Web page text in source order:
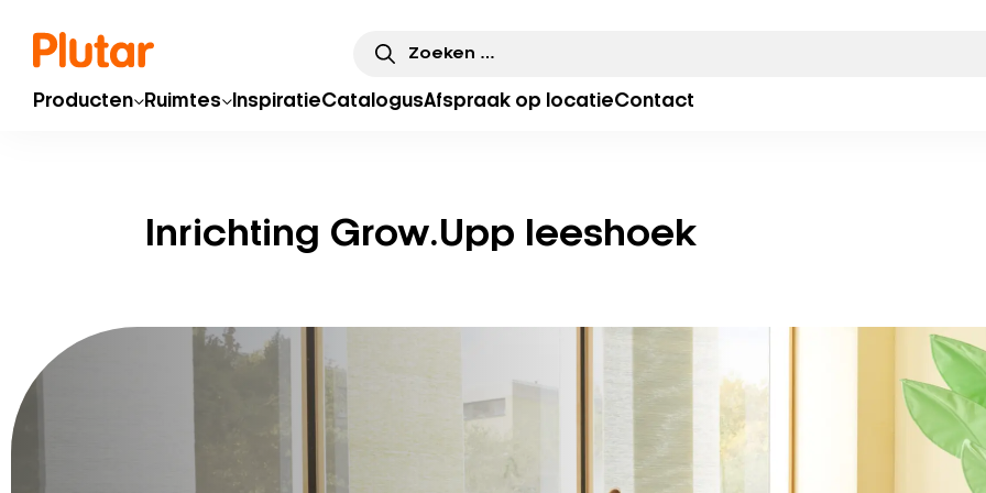
Zoeken
naar:
Producten Ruimtes InspiratieCatalogusAfspraak op locatieContact
Inrichting Grow.Upp leeshoek